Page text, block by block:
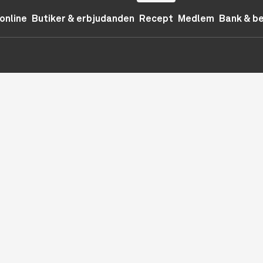
Butiker & erbjudanden Recept Medlem Bank &